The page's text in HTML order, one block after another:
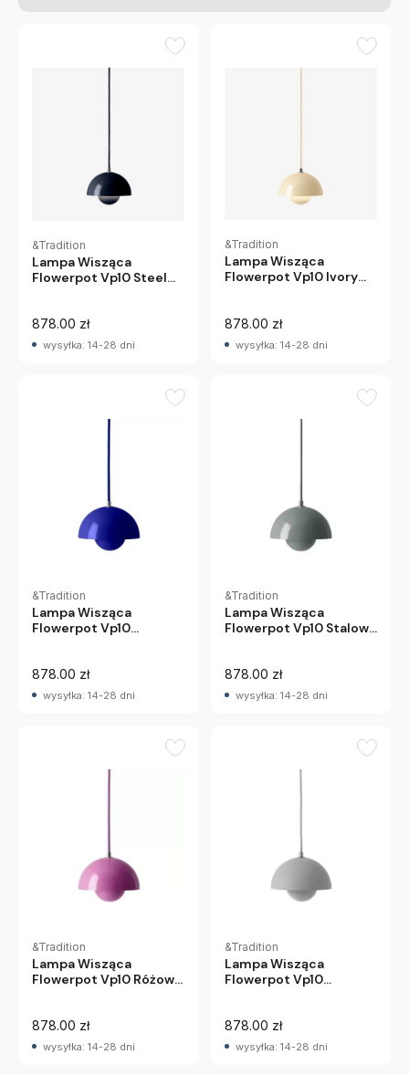
&Tradition
Lampa Wisząca
Flowerpot Vp10 Steel
878.00 zł
wysyłka: 14-28 dni
&Tradition
Lampa Wisząca
Flowerpot Vp10 Ivory
878.00 zł
wysyłka: 14-28 dni
&Tradition
Lampa Wisząca
Flowerpot Vp10
878.00 zł
wysyłka: 14-28 dni
&Tradition
Lampa Wisząca
Flowerpot Vp10 Stalowy
878.00 zł
wysyłka: 14-28 dni
&Tradition
Lampa Wisząca
Flowerpot Vp10 Różowa
878.00 zł
wysyłka: 14-28 dni
&Tradition
Lampa Wisząca
Flowerpot Vp10
878.00 zł
wysyłka: 14-28 dni